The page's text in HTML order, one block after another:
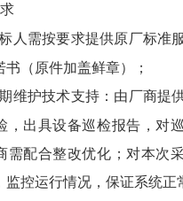
标人需按要求提供原厂标准
（原件加盖鲜章）；
期维护技术支持：由厂商提
，出具设备巡检报告，对
需配合整改优化；对本次
监控运行情况，保证系统正